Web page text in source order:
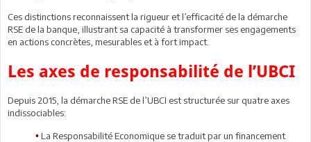
Ces distinctions reconnaissent la rigueur et l’efficacité de la démarche
RSE de la banque, illustrant sa capacité à transformer ses engagements
en actions concrètes, mesurables et à fort impact.
Les axes de responsabilité de l’UBCI
Depuis 2015, la démarche RSE de l’UBCI est structurée sur quatre axes
indissociables:
• La Responsabilité Economique se traduit par un financement